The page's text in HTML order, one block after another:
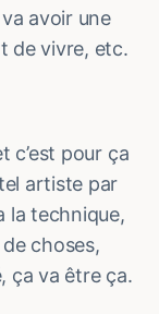
avoir une
de vivre, etc.
c’est pour ça
artiste par
la technique,
choses,
ça va être ça.